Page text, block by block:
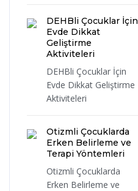
DEHBli Çocuklar İçin
Evde Dikkat
Geliştirme
Aktiviteleri
DEHBli Çocuklar İçin
Evde Dikkat Geliştirme
Aktiviteleri
Otizmli Çocuklarda
Erken Belirleme ve
Terapi Yöntemleri
Otizmli Çocuklarda
Erken Belirleme ve